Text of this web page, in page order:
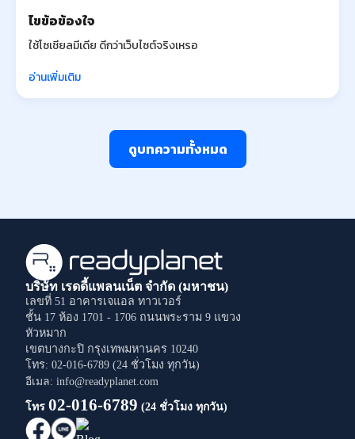
ไขข้อข้องใจ
ใช้โซเชียลมีเดีย ดีกว่าเว็บไซต์จริงเหรอ
อ่านเพิ่มเติม
ดูบทความทั้งหมด
บริษัท เรดดี้แพลนเน็ต จำกัด (มหาชน)
เลขที่ 51 อาคารเจแอล ทาวเวอร์
ชั้น 17 ห้อง 1701 - 1706 ถนนพระราม 9 แขวง
หัวหมาก
เขตบางกะปิ กรุงเทพมหานคร 10240
โทร: 02-016-6789 (24 ชั่วโมง ทุกวัน)
อีเมล: info@readyplanet.com
โทร 02-016-6789 (24 ชั่วโมง ทุกวัน)